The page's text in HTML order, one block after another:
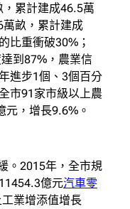
累計建成46.5萬
畝，累計建成
比重衝破30%；
到87%，農業信
進步1個、3個百分
市91家市級以上農
元，增長9.6%。
。2015年，全市規
億元汽車零
業增添值增長